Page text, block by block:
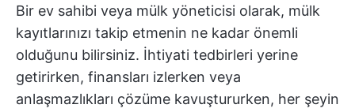
Bir ev sahibi veya mülk yöneticisi olarak, mülk
kayıtlarınızı takip etmenin ne kadar önemli
olduğunu bilirsiniz. İhtiyati tedbirleri yerine
getirirken, finansları izlerken veya
anlaşmazlıkları çözüme kavuştururken, her şeyin